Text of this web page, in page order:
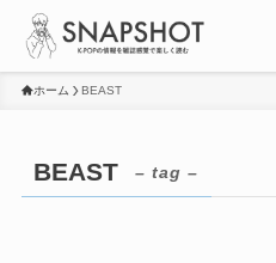
ホーム BEAST
BEAST – tag –